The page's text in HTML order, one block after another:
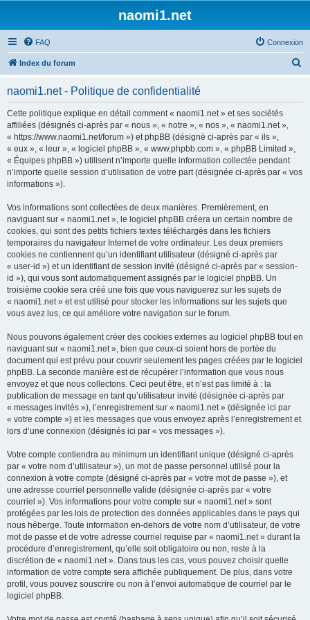
naomi1.net
FAQ Connexion
Index du forum
naomi1.net - Politique de confidentialité
Cette politique explique en détail comment « naomi1.net » et ses sociétés
affiliées (désignés ci-après par « nous », « notre », « nos », « naomi1.net »,
« https://www.naomi1.net/forum ») et phpBB (désigné ci-après par « ils »,
« eux », « leur », « logiciel phpBB », « www.phpbb.com », « phpBB Limited »,
« Équipes phpBB ») utilisent n’importe quelle information collectée pendant
n’importe quelle session d’utilisation de votre part (désignée ci-après par « vos
informations »).
Vos informations sont collectées de deux manières. Premièrement, en
naviguant sur « naomi1.net », le logiciel phpBB créera un certain nombre de
cookies, qui sont des petits fichiers textes téléchargés dans les fichiers
temporaires du navigateur Internet de votre ordinateur. Les deux premiers
cookies ne contiennent qu’un identifiant utilisateur (désigné ci-après par
« user-id ») et un identifiant de session invité (désigné ci-après par « session-
id »), qui vous sont automatiquement assignés par le logiciel phpBB. Un
troisième cookie sera créé une fois que vous naviguerez sur les sujets de
« naomi1.net » et est utilisé pour stocker les informations sur les sujets que
vous avez lus, ce qui améliore votre navigation sur le forum.
Nous pouvons également créer des cookies externes au logiciel phpBB tout en
naviguant sur « naomi1.net », bien que ceux-ci soient hors de portée du
document qui est prévu pour couvrir seulement les pages créées par le logiciel
phpBB. La seconde manière est de récupérer l’information que vous nous
envoyez et que nous collectons. Ceci peut être, et n’est pas limité à : la
publication de message en tant qu’utilisateur invité (désignée ci-après par
« messages invités »), l’enregistrement sur « naomi1.net » (désignée ici par
« votre compte ») et les messages que vous envoyez après l’enregistrement et
lors d’une connexion (désignés ici par « vos messages »).
Votre compte contiendra au minimum un identifiant unique (désigné ci-après
par « votre nom d’utilisateur »), un mot de passe personnel utilisé pour la
connexion à votre compte (désigné ci-après par « votre mot de passe »), et
une adresse courriel personnelle valide (désignée ci-après par « votre
courriel »). Vos informations pour votre compte sur « naomi1.net » sont
protégées par les lois de protection des données applicables dans le pays qui
nous héberge. Toute information en-dehors de votre nom d’utilisateur, de votre
mot de passe et de votre adresse courriel requise par « naomi1.net » durant la
procédure d’enregistrement, qu’elle soit obligatoire ou non, reste à la
discrétion de « naomi1.net ». Dans tous les cas, vous pouvez choisir quelle
information de votre compte sera affichée publiquement. De plus, dans votre
profil, vous pouvez souscrire ou non à l’envoi automatique de courriel par le
logiciel phpBB.